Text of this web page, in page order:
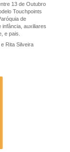
13 de Outubro
Touchpoints
de
auxiliares
e pais.
Rita Silveira